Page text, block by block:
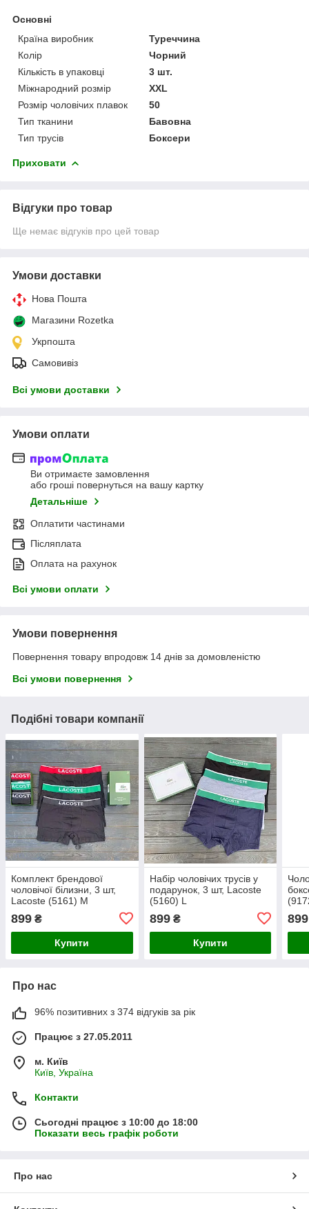
Основні
Країна виробник
Туреччина
Колір
Чорний
Кількість в упаковці
3 шт.
Міжнародний розмір
XXL
Розмір чоловічих плавок
50
Тип тканини
Бавовна
Тип трусів
Боксери
Приховати
Відгуки про товар
Ще немає відгуків про цей товар
Умови доставки
Нова Пошта
Магазини Rozetka
Укрпошта
Самовивіз
Всі умови доставки
Умови оплати
Ви отримаєте замовлення
або гроші повернуться на вашу картку
Детальніше
Оплатити частинами
Післяплата
Оплата на рахунок
Всі умови оплати
Умови повернення
Повернення товару впродовж 14 днів за домовленістю
Всі умови повернення
Подібні товари компанії
Комплект брендової
чоловічої білизни, 3 шт,
Lacoste (5161) М
899 ₴
Купити
Набір чоловічих трусів у
подарунок, 3 шт, Lacoste
(5160) L
899₴
Купити
899
Про нас
96% позитивних з 374 відгуків за рік
Працює з 27.05.2011
м. Київ
Київ, Україна
Контакти
Сьогодні працює з 10:00 до 18:00
Показати весь графік роботи
Про нас